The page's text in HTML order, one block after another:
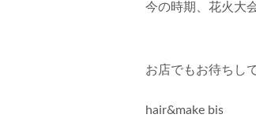
今の時期、花火大
お店でもお待ちし
hair&make bis